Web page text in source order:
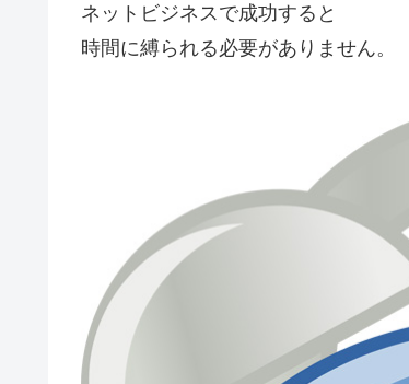
ネットビジネスで成功すると
時間に縛られる必要がありません。